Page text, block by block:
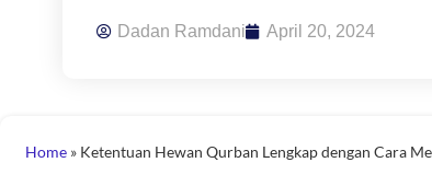
Dadan Ramdani April 20, 2024
Home » Ketentuan Hewan Qurban Lengkap dengan Cara